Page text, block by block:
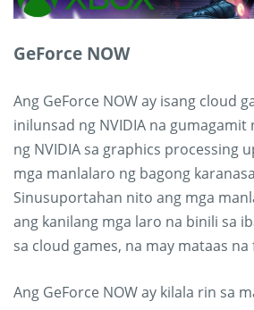
GeForce NOW
Ang GeForce NOW ay isang cloud
inilunsad ng NVIDIA na gumagamit
ng NVIDIA sa graphics processing
mga manlalaro ng bagong
Sinusuportahan nito ang mga
ang kanilang mga laro na binili sa
sa cloud games, na may mataas
Ang GeForce NOW ay kilala rin sa